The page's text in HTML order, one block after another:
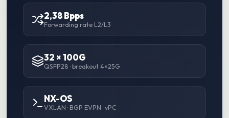
2,38 Bpps
Forwarding rate L2/L3
32 × 100G
QSFP28 · breakout 4×25G
NX-OS
VXLAN · BGP EVPN · vPC